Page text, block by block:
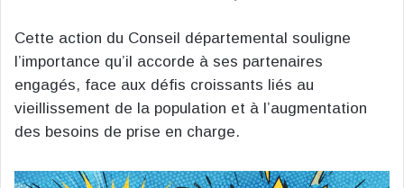
Cette action du Conseil départemental souligne
l’importance qu’il accorde à ses partenaires
engagés, face aux défis croissants liés au
vieillissement de la population et à l’augmentation
des besoins de prise en charge.